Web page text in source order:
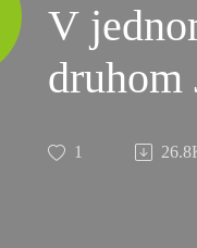
V
druhom
1